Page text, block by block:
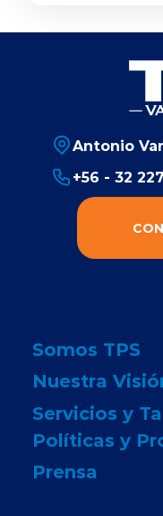
Antonio
+56 - 32
Somos TPS
Nuestra
Servicios y
Políticas y
Prensa